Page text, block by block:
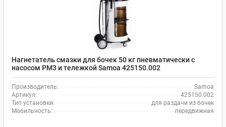
Нагнетатель смазки для бочек 50 кг пневматически с
насосом PM3 и тележкой Samoa 425150.002
Производитель:
Samoa
Артикул:
425150.002
Тип установки:
для раздачи из бочек
Мобильность:
передвижная